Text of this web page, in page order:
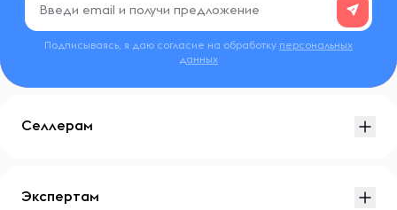
Подписываясь, я даю согласие на обработку персональных
данных
Селлерам
Экспертам